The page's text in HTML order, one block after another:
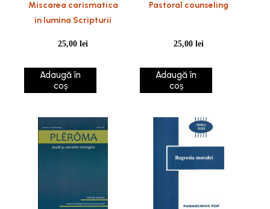
Miscarea carismatica
in lumina Scripturii
25,00lei
Adaugă în
coș
Pastoral counseling
25,00lei
Adaugă în
coș